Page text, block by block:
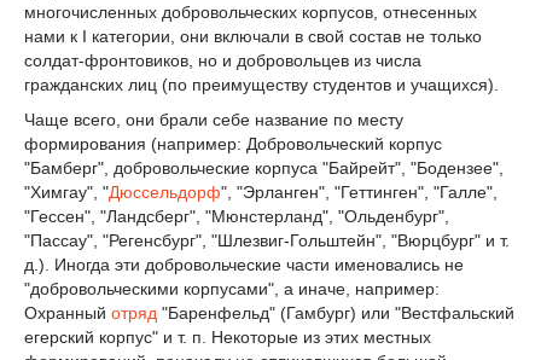
многочисленных добровольческих корпусов, отнесенных
нами к I категории, они включали в свой состав не только
солдат-фронтовиков, но и добровольцев из числа
гражданских лиц (по преимуществу студентов и учащихся).
Чаще всего, они брали себе название по месту
формирования (например: Добровольческий корпус
"Бамберг", добровольческие корпуса "Байрейт", "Бодензее",
"Химгау", "Дюссельдорф", "Эрланген", "Геттинген", "Галле",
"Гессен", "Ландсберг", "Мюнстерланд", "Ольденбург",
"Пассау", "Регенсбург", "Шлезвиг-Гольштейн", "Вюрцбург" и т.
д.). Иногда эти добровольческие части именовались не
"добровольческими корпусами", а иначе, например:
Охранный отряд "Баренфельд" (Гамбург) или "Вестфальский
егерский корпус" и т. п. Некоторые из этих местных